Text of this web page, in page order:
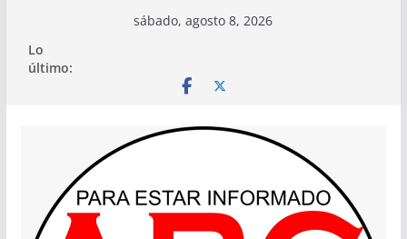
contenido
sábado, agosto 8, 2026
Lo
último: